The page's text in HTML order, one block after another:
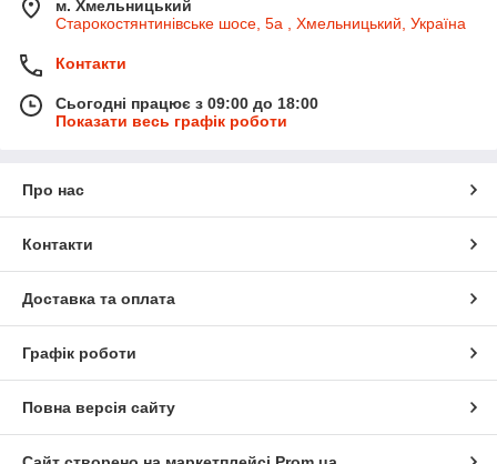
м. Хмельницький
Старокостянтинівське шосе, 5а , Хмельницький, Україна
Контакти
Сьогодні працює з 09:00 до 18:00
Показати весь графік роботи
Про нас
Контакти
Доставка та оплата
Графік роботи
Повна версія сайту